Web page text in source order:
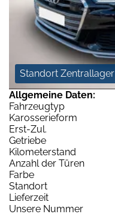
Standort Zentrallager
Allgemeine Daten:
Fahrzeugtyp
Karosserieform
Erst-Zul.
Getriebe
Kilometerstand
Anzahl der Türen
Farbe
Standort
Lieferzeit
Unsere Nummer